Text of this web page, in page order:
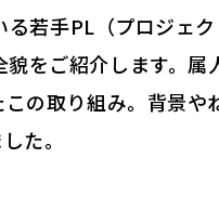
若手PL（プロジェ
をご紹介します。属
の取り組み。背景や
た。